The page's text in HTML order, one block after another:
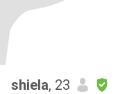
shiela, 23